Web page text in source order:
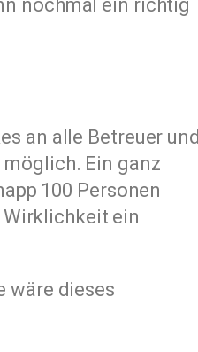
nochmal ein richtig
an alle Betreuer und
Ein ganz
100 Personen
ein
wäre dieses